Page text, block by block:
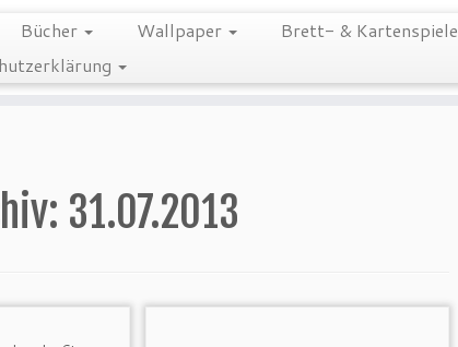
Bücher Wallpaper Brett- & Kartenspiele
31.07.2013